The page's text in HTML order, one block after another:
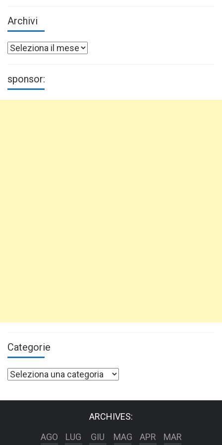
Archivi
Archivi
sponsor:
Categorie
Categorie
ARCHIVES:
AGO
LUG GIU MAG APR MAR